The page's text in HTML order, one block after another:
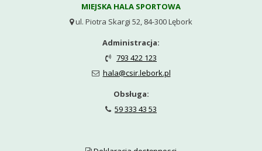
MIEJSKA HALA SPORTOWA
ul. Piotra Skargi 52, 84-300 Lębork
Administracja:
 793 422 123
 hala@csir.lebork.pl
Obsługa:
 59 333 43 53